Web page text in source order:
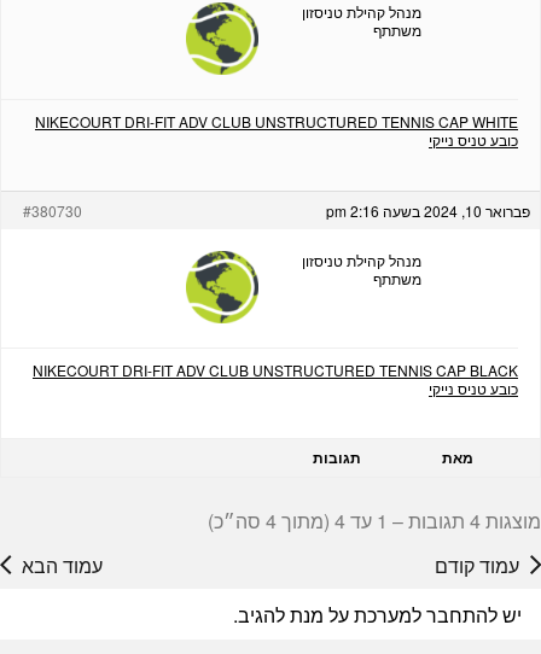
מנהל קהילת טניסזון
משתתף
NIKECOURT DRI-FIT ADV CLUB UNSTRUCTURED TENNIS CAP WHITE
כובע טניס נייקי
פברואר 10, 2024 בשעה 2:16 pm #380730
מנהל קהילת טניסזון
משתתף
NIKECOURT DRI-FIT ADV CLUB UNSTRUCTURED TENNIS CAP BLACK
כובע טניס נייקי
מאת תגובות
מוצגות 4 תגובות – 1 עד 4 (מתוך 4 סה״כ)
עמוד קודם
עמוד הבא
יש להתחבר למערכת על מנת להגיב.